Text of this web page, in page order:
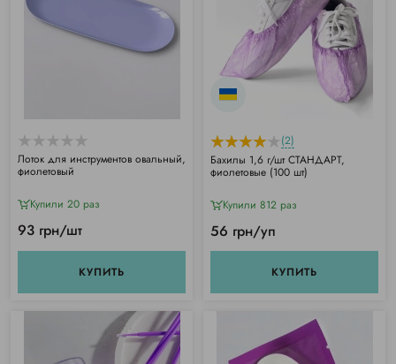
Лоток для инструментов овальный,
фиолетовый
Купили 20 раз
93 грн/шт
КУПИТЬ
(2)
Бахилы 1,6 г/шт СТАНДАРТ,
фиолетовые (100 шт)
Купили 812 раз
56 грн/уп
КУПИТЬ